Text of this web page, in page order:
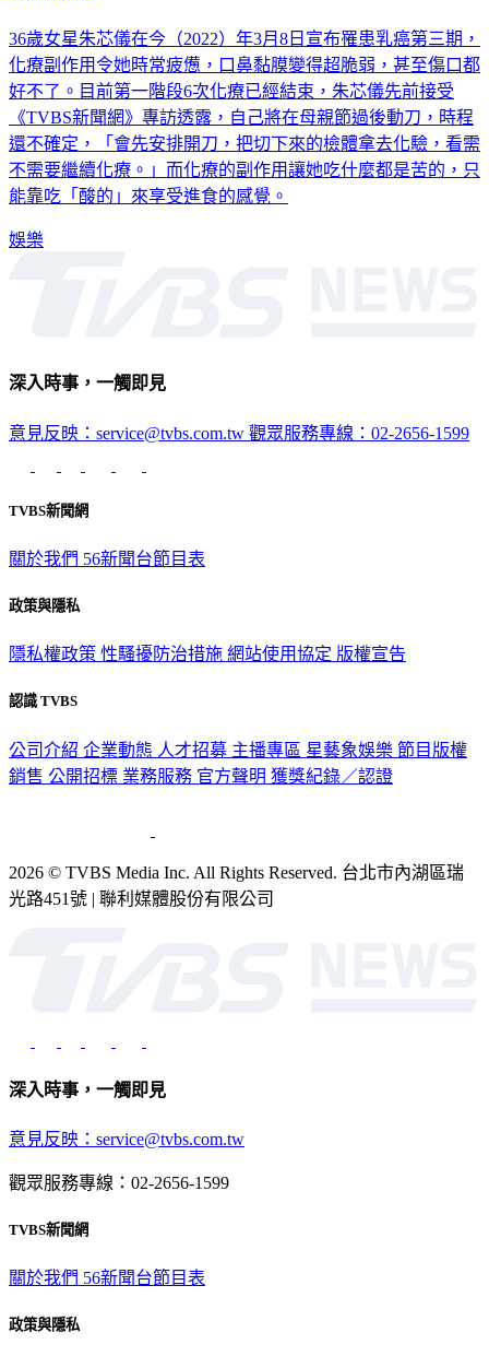
36歲女星朱芯儀在今（2022）年3月8日宣布罹患乳癌第三期，
化療副作用令她時常疲憊，口鼻黏膜變得超脆弱，甚至傷口都
好不了。目前第一階段6次化療已經結束，朱芯儀先前接受
《TVBS新聞網》專訪透露，自己將在母親節過後動刀，時程
還不確定，「會先安排開刀，把切下來的檢體拿去化驗，看需
不需要繼續化療。」而化療的副作用讓她吃什麼都是苦的，只
能靠吃「酸的」來享受進食的感覺。
娛樂
深入時事，一觸即見
意見反映：service@tvbs.com.tw 觀眾服務專線：02-2656-1599
TVBS新聞網
關於我們 56新聞台節目表
政策與隱私
隱私權政策 性騷擾防治措施 網站使用協定 版權宣告
認識 TVBS
公司介紹 企業動態 人才招募 主播專區 星藝象娛樂 節目版權
銷售 公開招標 業務服務 官方聲明 獲獎紀錄／認證
2026 © TVBS Media Inc. All Rights Reserved. 台北市內湖區瑞
光路451號 | 聯利媒體股份有限公司
深入時事，一觸即見
意見反映：service@tvbs.com.tw
觀眾服務專線：02-2656-1599
TVBS新聞網
關於我們 56新聞台節目表
政策與隱私